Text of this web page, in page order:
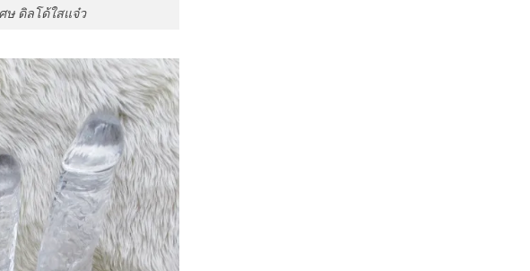
ษ ดิลโด้ใสแจ๋ว